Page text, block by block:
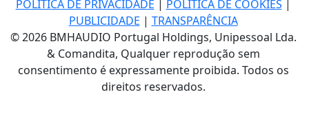
POLÍTICA DE PRIVACIDADE | POLÍTICA DE COOKIES |
PUBLICIDADE | TRANSPARÊNCIA
© 2026 BMHAUDIO Portugal Holdings, Unipessoal Lda.
& Comandita, Qualquer reprodução sem
consentimento é expressamente proibida. Todos os
direitos reservados.